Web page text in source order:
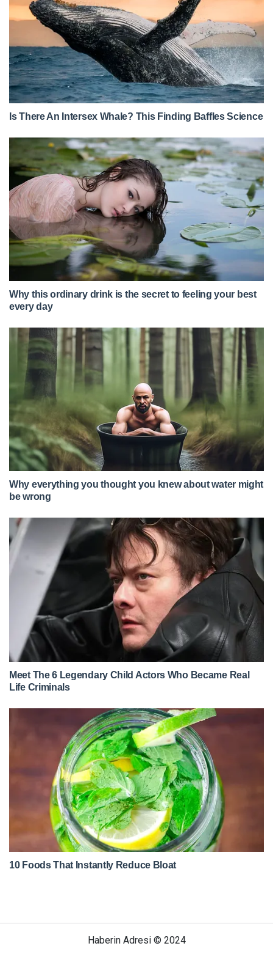
Haberin Adresi © 2024